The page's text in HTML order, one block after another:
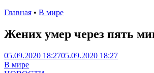
Главная • В мире
Жених умер через пять
05.09.2020 18:2705.09.2020 18:27
В мире